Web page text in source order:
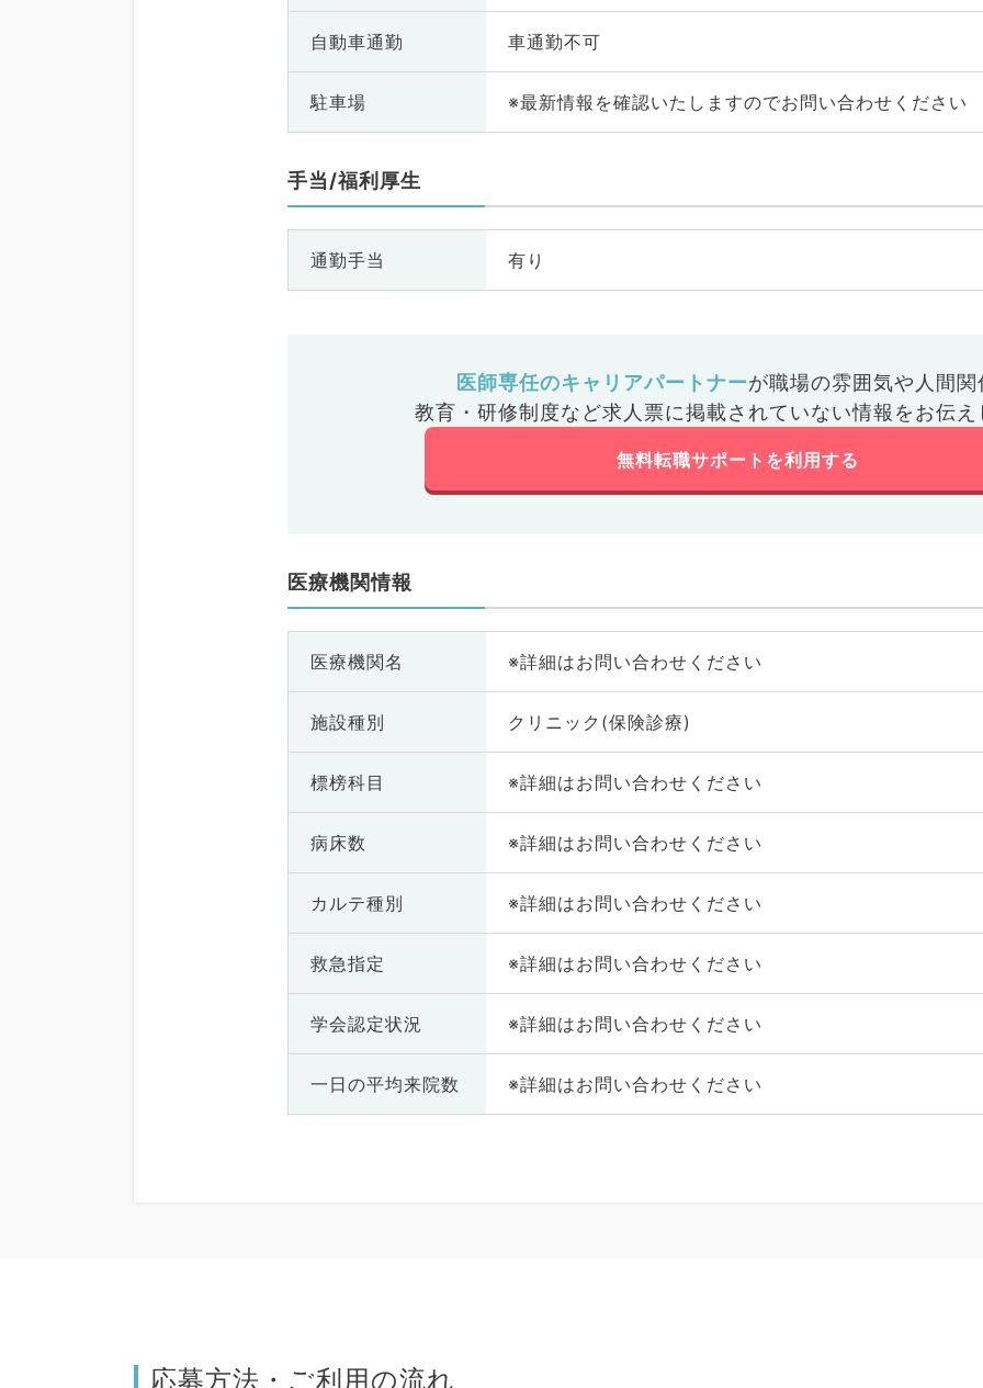
自動車通勤 車通勤不可
駐車場 ※最新情報を確認いたしますのでお問い合わせください
手当/福利厚生
通勤手当 有り
医師専任のキャリアパートナーが職場の雰囲気や人間関
教育・研修制度など求人票に掲載されていない情報をお伝え
無料転職サポートを利用する
医療機関情報
医療機関名 ※詳細はお問い合わせください
施設種別 クリニック(保険診療)
標榜科目 ※詳細はお問い合わせください
病床数 ※詳細はお問い合わせください
カルテ種別 ※詳細はお問い合わせください
救急指定 ※詳細はお問い合わせください
学会認定状況 ※詳細はお問い合わせください
一日の平均来院数 ※詳細はお問い合わせください
応募方法・ご利用の流れ